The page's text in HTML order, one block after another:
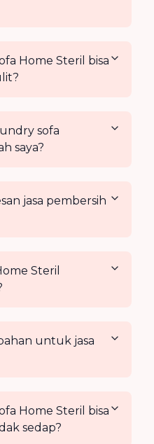
Home Steril bisa
sofa
saya?
jasa pembersih
Steril
untuk jasa
Home Steril bisa
sedap?